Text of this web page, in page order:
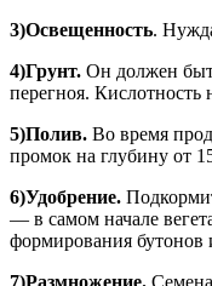
3)Освещенность.
4)Грунт. Он должен
перегноя.
5)Полив. Во время
промок на глубину от
6)Удобрение.
― в самом начале
формирования бутонов
7)Размножение.